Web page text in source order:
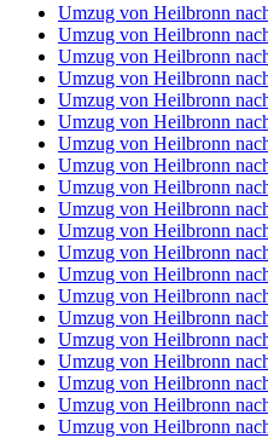
Umzug von Heilbronn
Umzug von Heilbronn
Umzug von Heilbronn
Umzug von Heilbronn
Umzug von Heilbronn
Umzug von Heilbronn
Umzug von Heilbronn
Umzug von Heilbronn
Umzug von Heilbronn
Umzug von Heilbronn
Umzug von Heilbronn
Umzug von Heilbronn
Umzug von Heilbronn
Umzug von Heilbronn
Umzug von Heilbronn
Umzug von Heilbronn
Umzug von Heilbronn
Umzug von Heilbronn
Umzug von Heilbronn
Umzug von Heilbronn